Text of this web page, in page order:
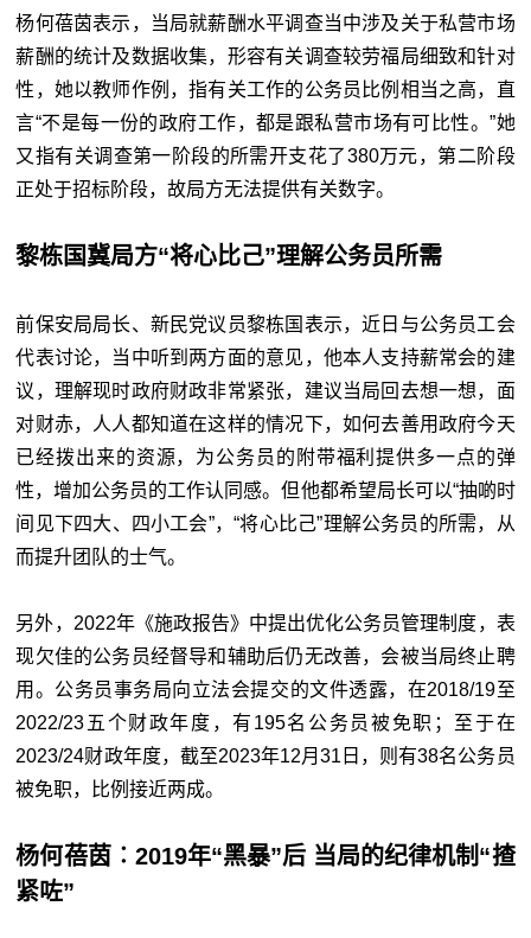
杨何蓓茵表示，当局就薪酬水平调查当中涉及关于私营市场
薪酬的统计及数据收集，形容有关调查较劳福局细致和针对
性，她以教师作例，指有关工作的公务员比例相当之高，直
言“不是每一份的政府工作，都是跟私营市场有可比性。”她
又指有关调查第一阶段的所需开支花了380万元，第二阶段
正处于招标阶段，故局方无法提供有关数字。
黎栋国冀局方“将心比己”理解公务员所需
前保安局局长、新民党议员黎栋国表示，近日与公务员工会
代表讨论，当中听到两方面的意见，他本人支持薪常会的建
议，理解现时政府财政非常紧张，建议当局回去想一想，面
对财赤，人人都知道在这样的情况下，如何去善用政府今天
已经拨出来的资源，为公务员的附带福利提供多一点的弹
性，增加公务员的工作认同感。但他都希望局长可以“抽啲时
间见下四大、四小工会”，“将心比己”理解公务员的所需，从
而提升团队的士气。
另外，2022年《施政报告》中提出优化公务员管理制度，表
现欠佳的公务员经督导和辅助后仍无改善，会被当局终止聘
用。公务员事务局向立法会提交的文件透露，在2018/19至
2022/23五个财政年度，有195名公务员被免职；至于在
2023/24财政年度，截至2023年12月31日，则有38名公务员
被免职，比例接近两成。
杨何蓓茵︰2019年“黑暴”后 当局的纪律机制“揸
紧咗”